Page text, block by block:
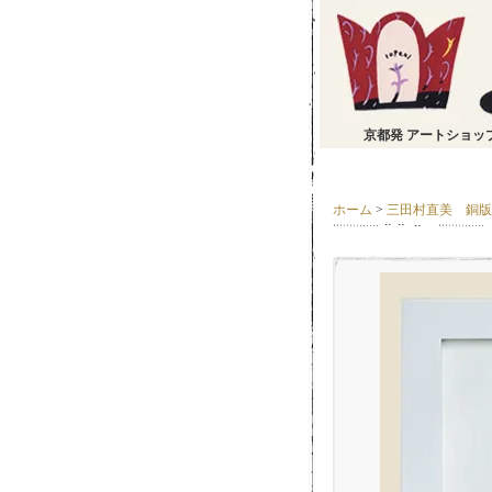
京都発 アートショッ
ホーム > 三田村直美 銅